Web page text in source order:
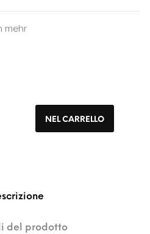
mehr
NEL CARRELLO
del prodotto